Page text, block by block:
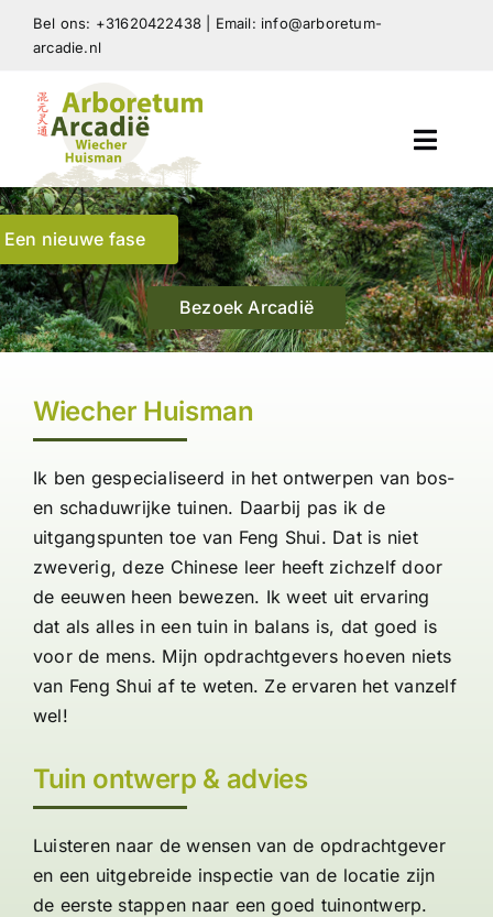
SkipBel ons: +31620422438 | Email: info@arboretum-
arcadie.nl
Arboretum Arcadië
Beplanting Arboretum
Tuinontwerp en advies
Contact
Een nieuwe fase
Bezoek Arcadië
Wiecher Huisman
Ik ben gespecialiseerd in het ontwerpen van bos-
en schaduwrijke tuinen. Daarbij pas ik de
uitgangspunten toe van Feng Shui. Dat is niet
zweverig, deze Chinese leer heeft zichzelf door
de eeuwen heen bewezen. Ik weet uit ervaring
dat als alles in een tuin in balans is, dat goed is
voor de mens. Mijn opdrachtgevers hoeven niets
van Feng Shui af te weten. Ze ervaren het vanzelf
wel!
Tuin ontwerp & advies
Luisteren naar de wensen van de opdrachtgever
en een uitgebreide inspectie van de locatie zijn
de eerste stappen naar een goed tuinontwerp.